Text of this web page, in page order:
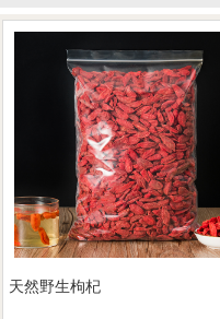
天然野生枸杞